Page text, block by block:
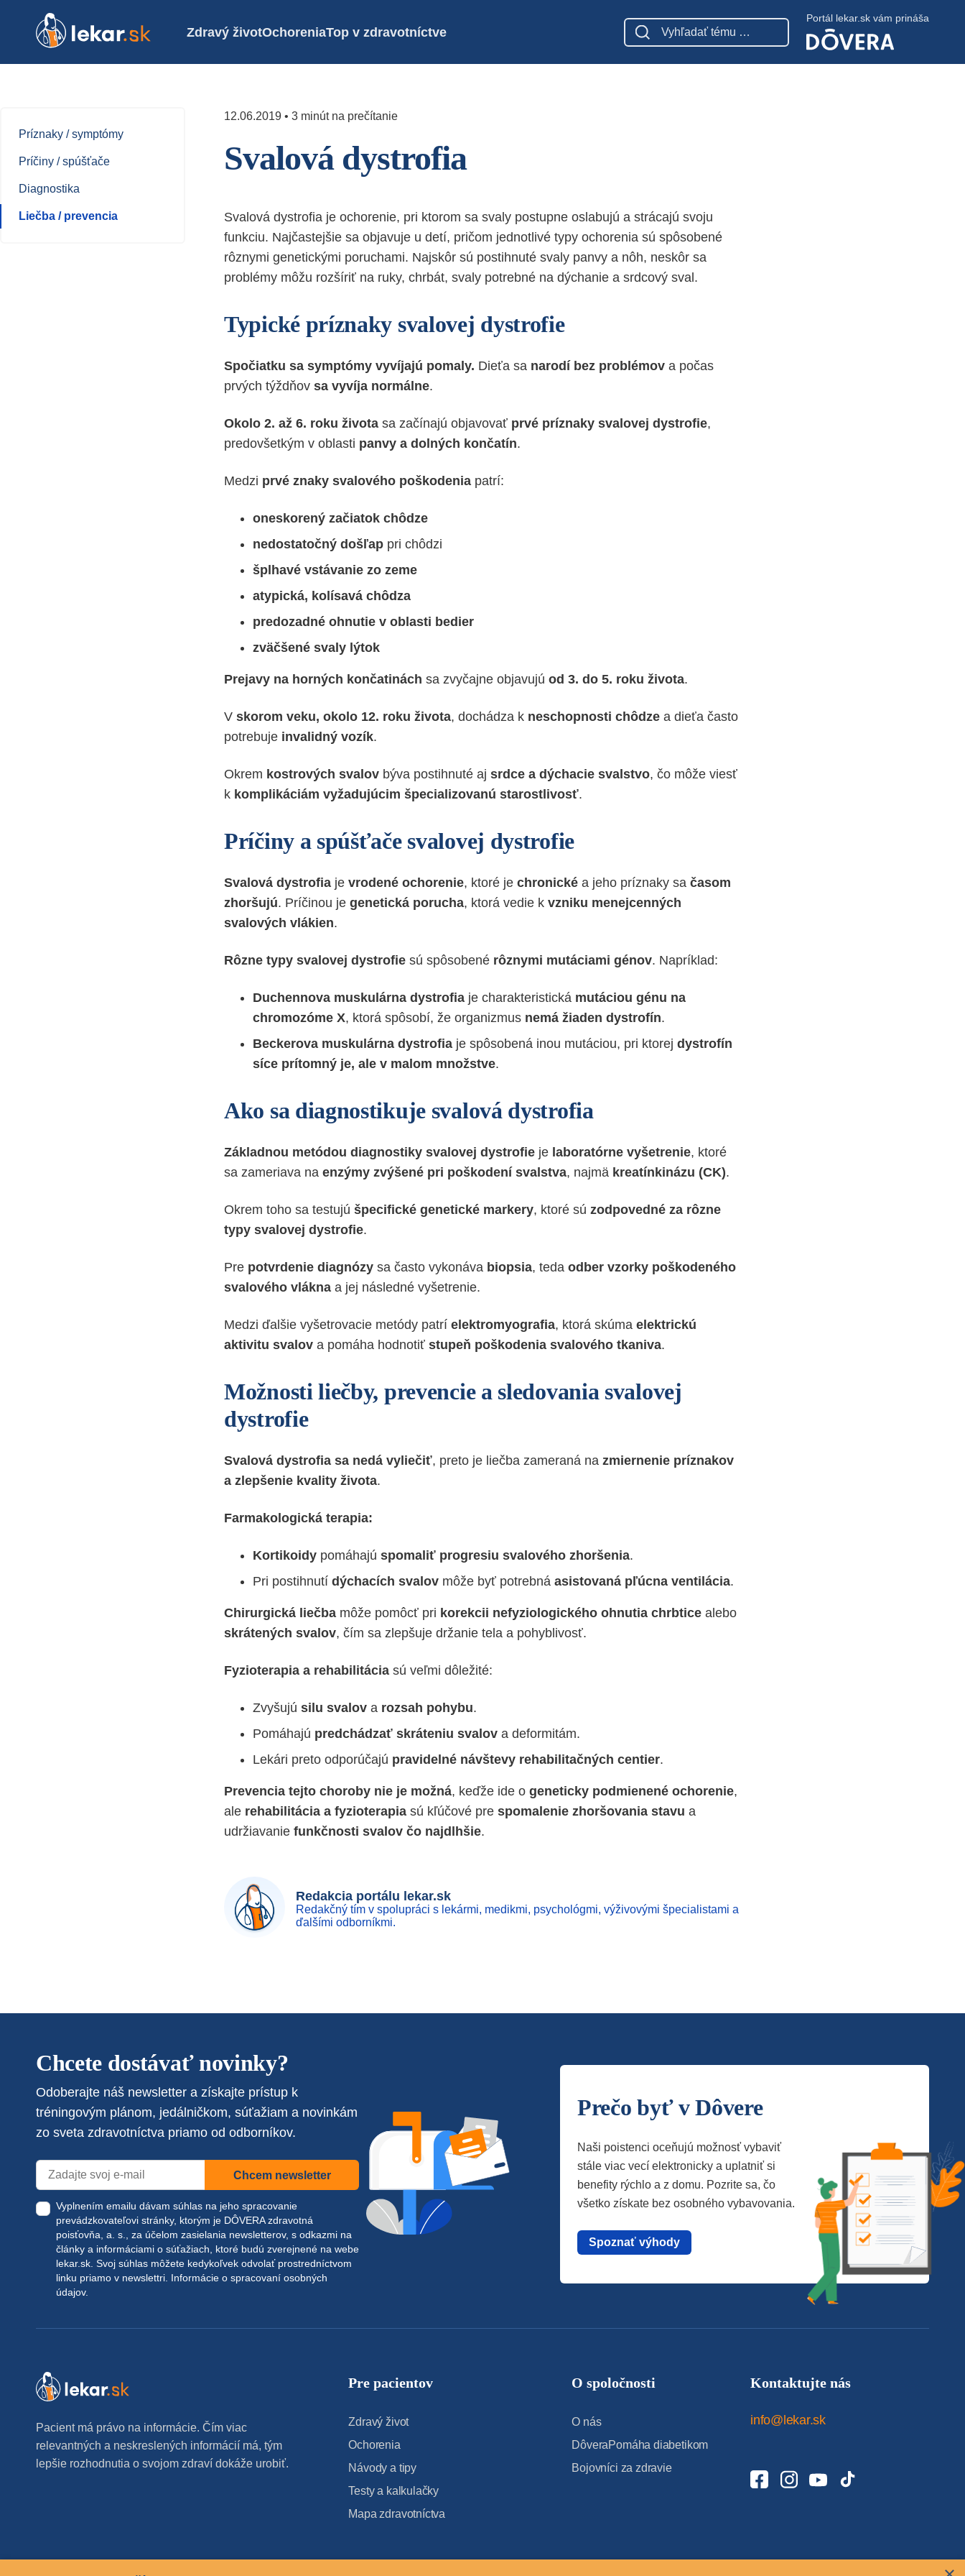
Zdravý životOchoreniaTop v zdravotníctve
Portál lekar.sk vám prináša
Príznaky / symptómy
Príčiny / spúšťače
Diagnostika
Liečba / prevencia
12.06.2019 • 3 minút na prečítanie
Svalová dystrofia
Svalová dystrofia je ochorenie, pri ktorom sa svaly postupne oslabujú a strácajú svoju
funkciu. Najčastejšie sa objavuje u detí, pričom jednotlivé typy ochorenia sú spôsobené
rôznymi genetickými poruchami. Najskôr sú postihnuté svaly panvy a nôh, neskôr sa
problémy môžu rozšíriť na ruky, chrbát, svaly potrebné na dýchanie a srdcový sval.
Typické príznaky svalovej dystrofie
Spočiatku sa symptómy vyvíjajú pomaly. Dieťa sa narodí bez problémov a počas
prvých týždňov sa vyvíja normálne.
Okolo 2. až 6. roku života sa začínajú objavovať prvé príznaky svalovej dystrofie,
predovšetkým v oblasti panvy a dolných končatín.
Medzi prvé znaky svalového poškodenia patrí:
oneskorený začiatok chôdze
nedostatočný došľap pri chôdzi
šplhavé vstávanie zo zeme
atypická, kolísavá chôdza
predozadné ohnutie v oblasti bedier
zväčšené svaly lýtok
Prejavy na horných končatinách sa zvyčajne objavujú od 3. do 5. roku života.
V skorom veku, okolo 12. roku života, dochádza k neschopnosti chôdze a dieťa často
potrebuje invalidný vozík.
Okrem kostrových svalov býva postihnuté aj srdce a dýchacie svalstvo, čo môže viesť
k komplikáciám vyžadujúcim špecializovanú starostlivosť.
Príčiny a spúšťače svalovej dystrofie
Svalová dystrofia je vrodené ochorenie, ktoré je chronické a jeho príznaky sa časom
zhoršujú. Príčinou je genetická porucha, ktorá vedie k vzniku menejcenných
svalových vlákien.
Rôzne typy svalovej dystrofie sú spôsobené rôznymi mutáciami génov. Napríklad:
Duchennova muskulárna dystrofia je charakteristická mutáciou génu na
chromozóme X, ktorá spôsobí, že organizmus nemá žiaden dystrofín.
Beckerova muskulárna dystrofia je spôsobená inou mutáciou, pri ktorej dystrofín
síce prítomný je, ale v malom množstve.
Ako sa diagnostikuje svalová dystrofia
Základnou metódou diagnostiky svalovej dystrofie je laboratórne vyšetrenie, ktoré
sa zameriava na enzýmy zvýšené pri poškodení svalstva, najmä kreatínkinázu (CK).
Okrem toho sa testujú špecifické genetické markery, ktoré sú zodpovedné za rôzne
typy svalovej dystrofie.
Pre potvrdenie diagnózy sa často vykonáva biopsia, teda odber vzorky poškodeného
svalového vlákna a jej následné vyšetrenie.
Medzi ďalšie vyšetrovacie metódy patrí elektromyografia, ktorá skúma elektrickú
aktivitu svalov a pomáha hodnotiť stupeň poškodenia svalového tkaniva.
Možnosti liečby, prevencie a sledovania svalovej
dystrofie
Svalová dystrofia sa nedá vyliečiť, preto je liečba zameraná na zmiernenie príznakov
a zlepšenie kvality života.
Farmakologická terapia:
Kortikoidy pomáhajú spomaliť progresiu svalového zhoršenia.
Pri postihnutí dýchacích svalov môže byť potrebná asistovaná pľúcna ventilácia.
Chirurgická liečba môže pomôcť pri korekcii nefyziologického ohnutia chrbtice alebo
skrátených svalov, čím sa zlepšuje držanie tela a pohyblivosť.
Fyzioterapia a rehabilitácia sú veľmi dôležité:
Zvyšujú silu svalov a rozsah pohybu.
Pomáhajú predchádzať skráteniu svalov a deformitám.
Lekári preto odporúčajú pravidelné návštevy rehabilitačných centier.
Prevencia tejto choroby nie je možná, keďže ide o geneticky podmienené ochorenie,
ale rehabilitácia a fyzioterapia sú kľúčové pre spomalenie zhoršovania stavu a
udržiavanie funkčnosti svalov čo najdlhšie.
Redakcia portálu lekar.sk
Redakčný tím v spolupráci s lekármi, medikmi, psychológmi, výživovými špecialistami a
ďalšími odborníkmi.
Chcete dostávať novinky?
Odoberajte náš newsletter a získajte prístup k
tréningovým plánom, jedálničkom, súťažiam a novinkám
zo sveta zdravotníctva priamo od odborníkov.
Chcem newsletter
Vyplnením emailu dávam súhlas na jeho spracovanie
prevádzkovateľovi stránky, ktorým je DÔVERA zdravotná
poisťovňa, a. s., za účelom zasielania newsletterov, s odkazmi na
články a informáciami o súťažiach, ktoré budú zverejnené na webe
lekar.sk . Svoj súhlas môžete kedykoľvek odvolať prostredníctvom
linku priamo v newslettri. Informácie o spracovaní osobných
údajov.
Prečo byť v Dôvere
Naši poistenci oceňujú možnosť vybaviť
stále viac vecí elektronicky a uplatniť si
benefity rýchlo a z domu. Pozrite sa, čo
všetko získate bez osobného vybavovania.
Spoznať výhody
Pacient má právo na informácie. Čím viac
relevantných a neskreslených informácií má, tým
lepšie rozhodnutia o svojom zdraví dokáže urobiť.
Pre pacientov
Zdravý život
Ochorenia
Návody a tipy
Testy a kalkulačky
Mapa zdravotníctva
O spoločnosti
O nás
DôveraPomáha diabetikom
Bojovníci za zdravie
Kontaktujte nás
info@lekar.sk